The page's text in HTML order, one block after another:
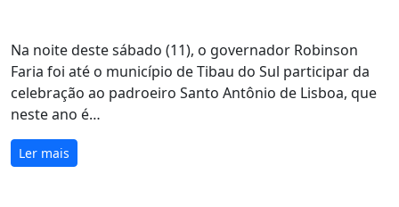
Na noite deste sábado (11), o governador Robinson
Faria foi até o município de Tibau do Sul participar da
celebração ao padroeiro Santo Antônio de Lisboa, que
neste ano é…
Ler mais